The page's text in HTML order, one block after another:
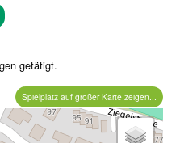
getätigt.
Spielplatz auf großer Karte zeigen...